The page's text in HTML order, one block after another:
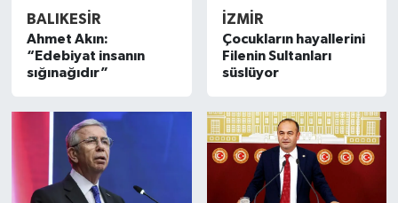
BALIKESIR
Ahmet Akın:
“Edebiyat insanın
sığınağıdır”
İZMIR
Çocukların hayallerini
Filenin Sultanları
süslüyor